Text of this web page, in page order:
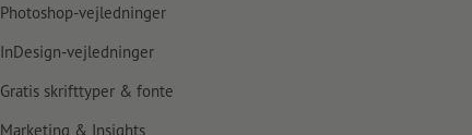
Hvordan opretter jeg udskriftsdata korrekt?
Photoshop-vejledninger
InDesign-vejledninger
Gratis skrifttyper & fonte
Marketing & Insights